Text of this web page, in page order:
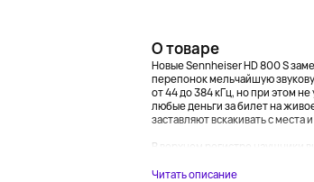
О товаре
Новые Sennheiser HD 800 S
перепонок мельчайшую
от 44 до 384 кГц, но при этом
любые деньги за билет на
заставляют вскакивать с места
В верхнем регистре наушники
Читать описание